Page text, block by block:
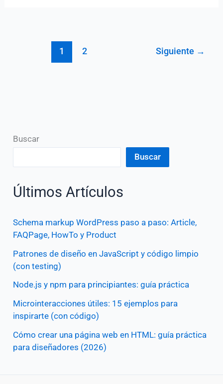
1 2 Siguiente →
Buscar
Buscar
Últimos Artículos
Schema markup WordPress paso a paso: Article,
FAQPage, HowTo y Product
Patrones de diseño en JavaScript y código limpio
(con testing)
Node.js y npm para principiantes: guía práctica
Microinteracciones útiles: 15 ejemplos para
inspirarte (con código)
Cómo crear una página web en HTML: guía práctica
para diseñadores (2026)